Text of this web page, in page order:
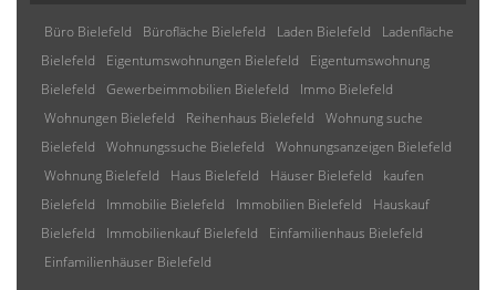
Büro Bielefeld Bürofläche Bielefeld Laden Bielefeld
Ladenfläche
Bielefeld
Eigentumswohnungen Bielefeld
Eigentumswohnung
Bielefeld
Gewerbeimmobilien Bielefeld
Immo Bielefeld
Wohnungen Bielefeld
Reihenhaus Bielefeld
Wohnung suche
Bielefeld
Wohnungssuche Bielefeld
Wohnungsanzeigen Bielefeld
Wohnung Bielefeld
Haus Bielefeld Häuser Bielefeld
kaufen
Bielefeld
Immobilie Bielefeld Immobilien Bielefeld
Hauskauf
Bielefeld
Immobilienkauf Bielefeld
Einfamilienhaus Bielefeld
Einfamilienhäuser Bielefeld